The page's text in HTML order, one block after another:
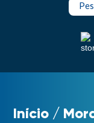
Início /